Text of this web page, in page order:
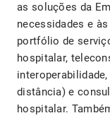
as soluções da
necessidades e
portfólio de
hospitalar,
distância) e
hospitalar.